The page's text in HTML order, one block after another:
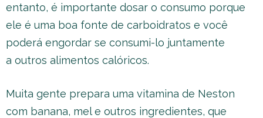
entanto, é importante dosar o consumo porque
ele é uma boa fonte de carboidratos e você
poderá engordar se consumi-lo juntamente
a outros alimentos calóricos.
Muita gente prepara uma vitamina de Neston
com banana, mel e outros ingredientes, que